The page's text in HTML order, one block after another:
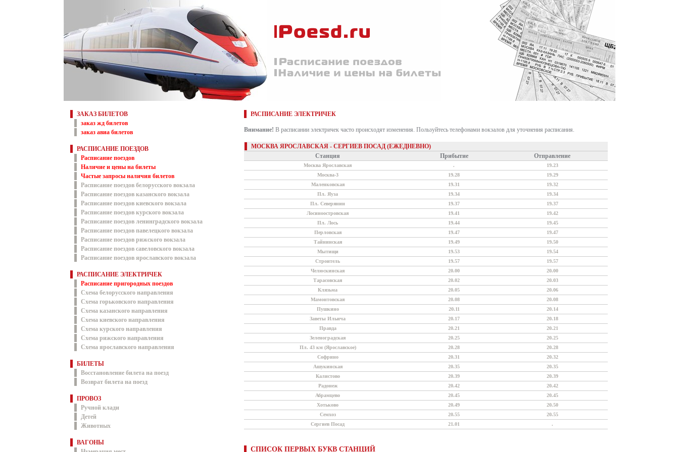
ЗАКАЗ БИЛЕТОВ
заказ жд билетов
заказ авиа билетов
РАСПИСАНИЕ ПОЕЗДОВ
Расписание поездов
Наличие и цены на билеты
Частые запросы наличия билетов
Расписание поездов белорусского вокзала
Расписание поездов казанского вокзала
Расписание поездов киевского вокзала
Расписание поездов курского вокзала
Расписание поездов ленинградского вокзала
Расписание поездов павелецкого вокзала
Расписание поездов рижского вокзала
Расписание поездов савеловского вокзала
Расписание поездов ярославского вокзала
РАСПИСАНИЕ ЭЛЕКТРИЧЕК
Расписание пригородных поездов
Схема белорусского направления
Схема горьковского направления
Схема казанского направления
Схема киевского направления
Схема курского направления
Схема рижского направления
Схема ярославского направления
БИЛЕТЫ
Восстановление билета на поезд
Возврат билета на поезд
ПРОВОЗ
Ручной клади
Детей
Животных
ВАГОНЫ
РАСПИСАНИЕ ЭЛЕКТРИЧЕК
Внимание! В расписании электричек часто происходят изменения. Пользуйтесь телефонами вокзалов для уточнения расписания.
МОСКВА ЯРОСЛАВСКАЯ - СЕРГИЕВ ПОСАД (ЕЖЕДНЕВНО)
Станция
Прибытие Отправление
Москва Ярославская .
19.23
Москва-3
19.28
19.29
Маленковская
19.31
19.32
Пл. Яуза
19.34
19.34
Пл. Северянин
19.37
19.37
Лосиноостровская
19.41
19.42
Пл. Лось
19.44
19.45
Перловская
19.47
19.47
Тайнинская
19.49
19.50
Мытищи
19.53
19.54
Строитель
19.57
19.57
Челюскинская
20.00
20.00
Тарасовская
20.02
20.03
Клязьма
20.05
20.06
Мамонтовская
20.08
20.08
Пушкино
20.11
20.14
Заветы Ильича
20.17
20.18
Правда
20.21
20.21
Зеленоградская
20.25
20.25
Пл. 43 км (Ярославское)
20.28
20.28
Софрино
20.31
20.32
Ашукинская
20.35
20.35
Калистово
20.39
20.39
Радонеж
20.42
20.42
Абрамцево
20.45
20.45
Хотьково
20.49
20.50
Семхоз
20.55
20.55
Сергиев Посад
21.01 .
СПИСОК ПЕРВЫХ БУКВ СТАНЦИЙ